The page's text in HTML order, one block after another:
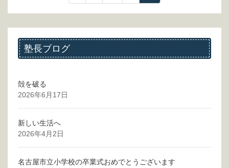
ペ
ー
送
り
ー
ー
ー
塾長ブログ
殻を破る
2026年6月17日
新しい生活へ
2026年4月2日
名古屋市立小学校の卒業式おめでとうございます